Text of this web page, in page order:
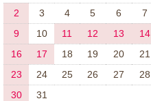
2
3 4 5 6 7
9
10 11 12 13 14
16
17 18 19 20 21
23
24 25 26 27 28
30
31